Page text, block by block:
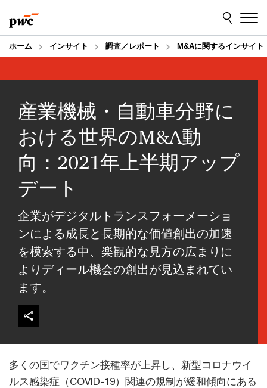
to
content
to
footer
ホーム インサイト 調査／レポート M&Aに関するインサイト
産業機械・自動車分野に
おける世界のM&A動
向：2021年上半期アップ
デート
企業がデジタルトランスフォーメーショ
ンによる成長と長期的な価値創出の加速
を模索する中、楽観的な見方の広まりに
よりディール機会の創出が見込まれてい
ます。
多くの国でワクチン接種率が上昇し、新型コロナウイ
ルス感染症（COVID-19）関連の規制が緩和傾向にある